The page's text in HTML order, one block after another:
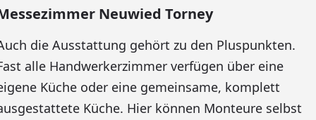
Neuwied Torney
die Ausstattung gehört zu den Pluspunkten.
alle Handwerkerzimmer verfügen über eine
Küche oder eine gemeinsame, komplett
Küche. Hier können Monteure selbst